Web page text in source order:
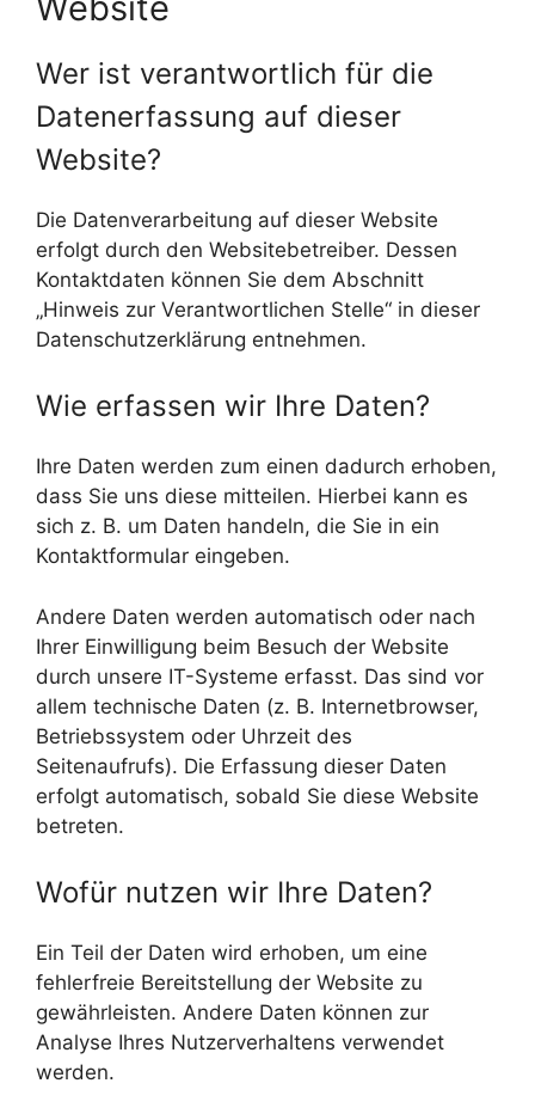
Wer ist verantwortlich für die
Datenerfassung auf dieser
Website?
Die Datenverarbeitung auf dieser Website
erfolgt durch den Websitebetreiber. Dessen
Kontaktdaten können Sie dem Abschnitt
„Hinweis zur Verantwortlichen Stelle“ in dieser
Datenschutzerklärung entnehmen.
Wie erfassen wir Ihre Daten?
Ihre Daten werden zum einen dadurch erhoben,
dass Sie uns diese mitteilen. Hierbei kann es
sich z. B. um Daten handeln, die Sie in ein
Kontaktformular eingeben.
Andere Daten werden automatisch oder nach
Ihrer Einwilligung beim Besuch der Website
durch unsere IT-Systeme erfasst. Das sind vor
allem technische Daten (z. B. Internetbrowser,
Betriebssystem oder Uhrzeit des
Seitenaufrufs). Die Erfassung dieser Daten
erfolgt automatisch, sobald Sie diese Website
betreten.
Wofür nutzen wir Ihre Daten?
Ein Teil der Daten wird erhoben, um eine
fehlerfreie Bereitstellung der Website zu
gewährleisten. Andere Daten können zur
Analyse Ihres Nutzerverhaltens verwendet
werden.